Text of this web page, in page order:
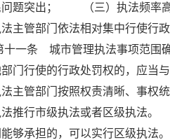
问题突出； （三）执法频
主管部门依法相对集中行使行
条 城市管理执法事项范围
部门行使的行政处罚权的，应
法主管部门按照权责清晰、事
法推行市级执法或者区级执法
能够承担的，可以实行区级执